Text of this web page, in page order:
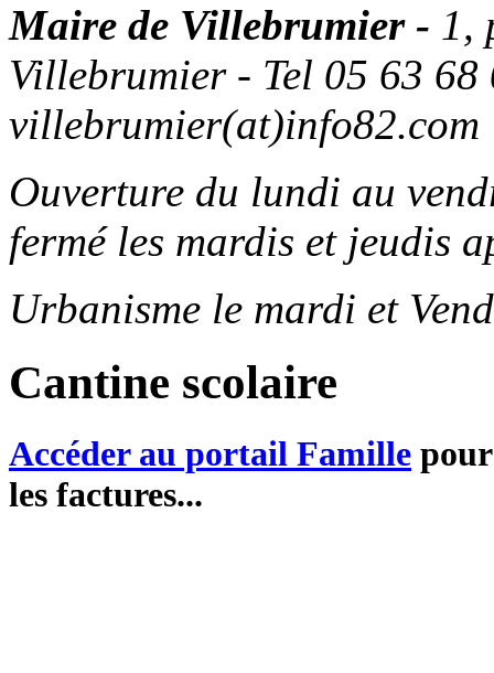
Maire de Villebrumier - 1,
Villebrumier - Tel 05 63
villebrumier(at)info82.com
Ouverture du lundi au
fermé les mardis et jeudis
Urbanisme le mardi et
Cantine scolaire
Accéder au portail Famille
les factures...